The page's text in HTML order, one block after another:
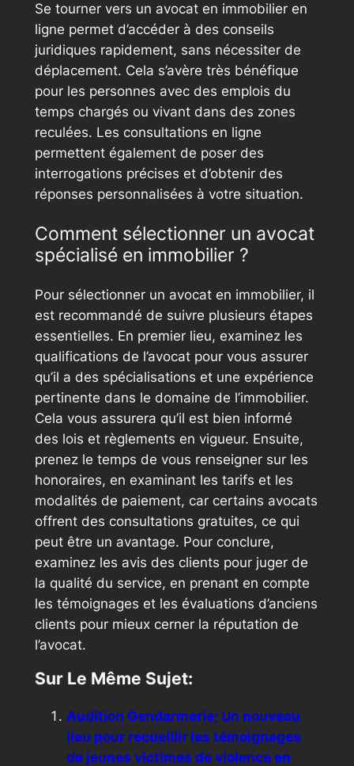
Se tourner vers un avocat en immobilier en
ligne permet d’accéder à des conseils
juridiques rapidement, sans nécessiter de
déplacement. Cela s’avère très bénéfique
pour les personnes avec des emplois du
temps chargés ou vivant dans des zones
reculées. Les consultations en ligne
permettent également de poser des
interrogations précises et d’obtenir des
réponses personnalisées à votre situation.
Comment sélectionner un avocat
spécialisé en immobilier ?
Pour sélectionner un avocat en immobilier, il
est recommandé de suivre plusieurs étapes
essentielles. En premier lieu, examinez les
qualifications de l’avocat pour vous assurer
qu’il a des spécialisations et une expérience
pertinente dans le domaine de l’immobilier.
Cela vous assurera qu’il est bien informé
des lois et règlements en vigueur. Ensuite,
prenez le temps de vous renseigner sur les
honoraires, en examinant les tarifs et les
modalités de paiement, car certains avocats
offrent des consultations gratuites, ce qui
peut être un avantage. Pour conclure,
examinez les avis des clients pour juger de
la qualité du service, en prenant en compte
les témoignages et les évaluations d’anciens
clients pour mieux cerner la réputation de
l’avocat.
Sur Le Même Sujet:
Audition Gendarmerie; Un nouveau
lieu pour recueillir les témoignages
de jeunes victimes de violence en